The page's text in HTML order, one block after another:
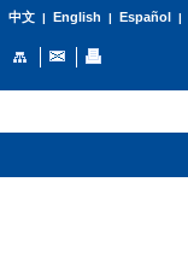
中文| English | Español |